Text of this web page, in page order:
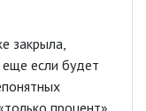
закрыла,
еще если будет